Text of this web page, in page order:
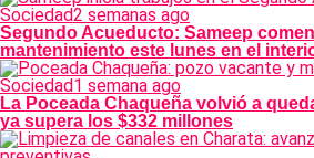
Sociedad2 semanas ago
Segundo Acueducto: Sameep
mantenimiento este lunes en el
Sociedad1 semana ago
La Poceada Chaqueña volvió a
ya supera los $332 millones